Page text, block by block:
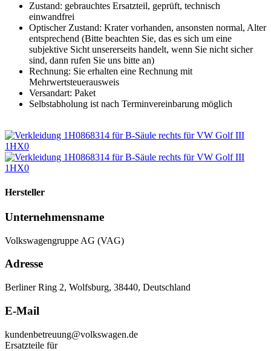
Zustand: gebrauchtes Ersatzteil, geprüft, technisch
einwandfrei
Optischer Zustand: Krater vorhanden, ansonsten normal, Alter
entsprechend (Bitte beachten Sie, das es sich um eine
subjektive Sicht unsererseits handelt, wenn Sie nicht sicher
sind, dann rufen Sie uns bitte an)
Rechnung: Sie erhalten eine Rechnung mit
Mehrwertsteuerausweis
Versandart: Paket
Selbstabholung ist nach Terminvereinbarung möglich
Hersteller
Unternehmensname
Volkswagengruppe AG (VAG)
Adresse
Berliner Ring 2, Wolfsburg, 38440, Deutschland
E-Mail
kundenbetreuung@volkswagen.de
Ersatzteile für